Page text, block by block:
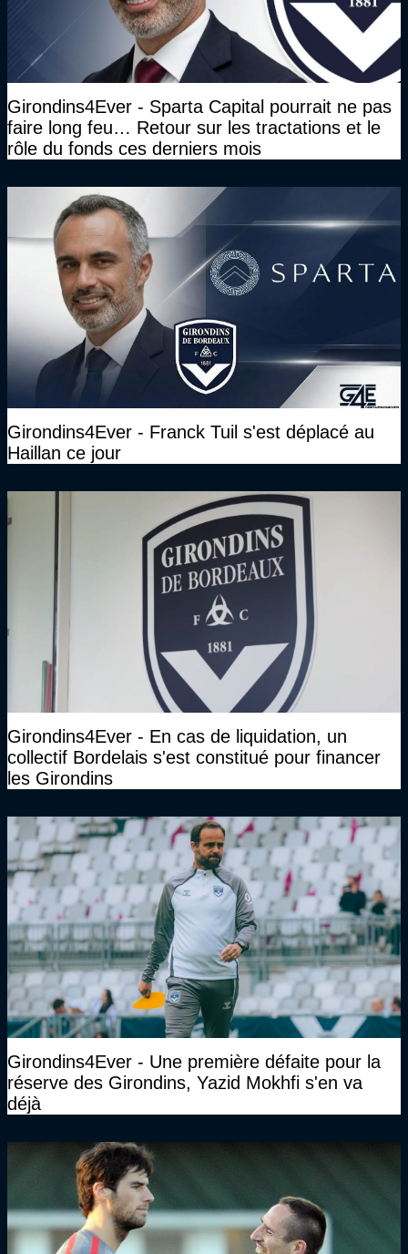
Girondins4Ever - Sparta Capital pourrait ne pas
faire long feu… Retour sur les tractations et le
rôle du fonds ces derniers mois
Girondins4Ever - Franck Tuil s'est déplacé au
Haillan ce jour
Girondins4Ever - En cas de liquidation, un
collectif Bordelais s'est constitué pour financer
les Girondins
Girondins4Ever - Une première défaite pour la
réserve des Girondins, Yazid Mokhfi s'en va
déjà